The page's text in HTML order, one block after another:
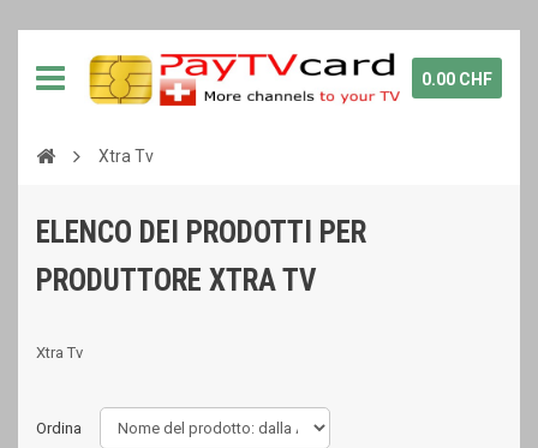
0.00 CHF
Xtra Tv
ELENCO DEI PRODOTTI PER
PRODUTTORE XTRA TV
Xtra Tv
Ordina